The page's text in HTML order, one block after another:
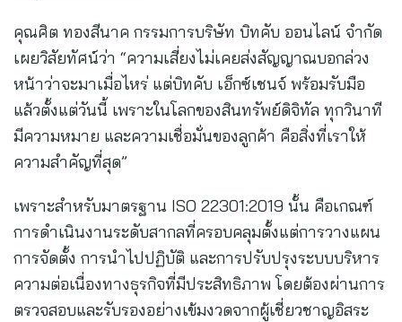
คุณศิต ทองสีนาค กรรมการบริษัท บิทคับ ออนไลน์ จำกัด
เผยวิสัยทัศน์ว่า “ความเสี่ยงไม่เคยส่งสัญญาณบอกล่วง
หน้าว่าจะมาเมื่อไหร่ แต่บิทคับ เอ็กซ์เชนจ์ พร้อมรับมือ
แล้วตั้งแต่วันนี้ เพราะในโลกของสินทรัพย์ดิจิทัล ทุกวินาที
มีความหมาย และความเชื่อมั่นของลูกค้า คือสิ่งที่เราให้
ความสำคัญที่สุด”
เพราะสำหรับมาตรฐาน ISO 22301:2019 นั้น คือเกณฑ์
การดำเนินงานระดับสากลที่ครอบคลุมตั้งแต่การวางแผน
การจัดตั้ง การนำไปปฏิบัติ และการปรับปรุงระบบบริหาร
ความต่อเนื่องทางธุรกิจที่มีประสิทธิภาพ โดยต้องผ่านการ
ตรวจสอบและรับรองอย่างเข้มงวดจากผู้เชี่ยวชาญอิสระ